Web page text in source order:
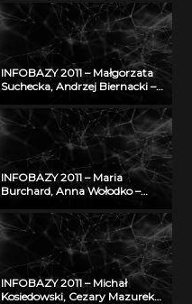
rozpoznawania treści tablicy
rejestracyjnej i wyszukiwania
pojazdów w bazie danych
INFOBAZY 2011 – Małgorzata
Suchecka, Andrzej Biernacki –
wiedzy w zakresie
bezpieczeństwa i ochrony
człowieka w środowisku pracy
INFOBAZY 2011 – Maria
Burchard, Anna Wołodko –
cyfrowej
INFOBAZY 2011 – Michał
Kosiedowski, Cezary Mazurek,